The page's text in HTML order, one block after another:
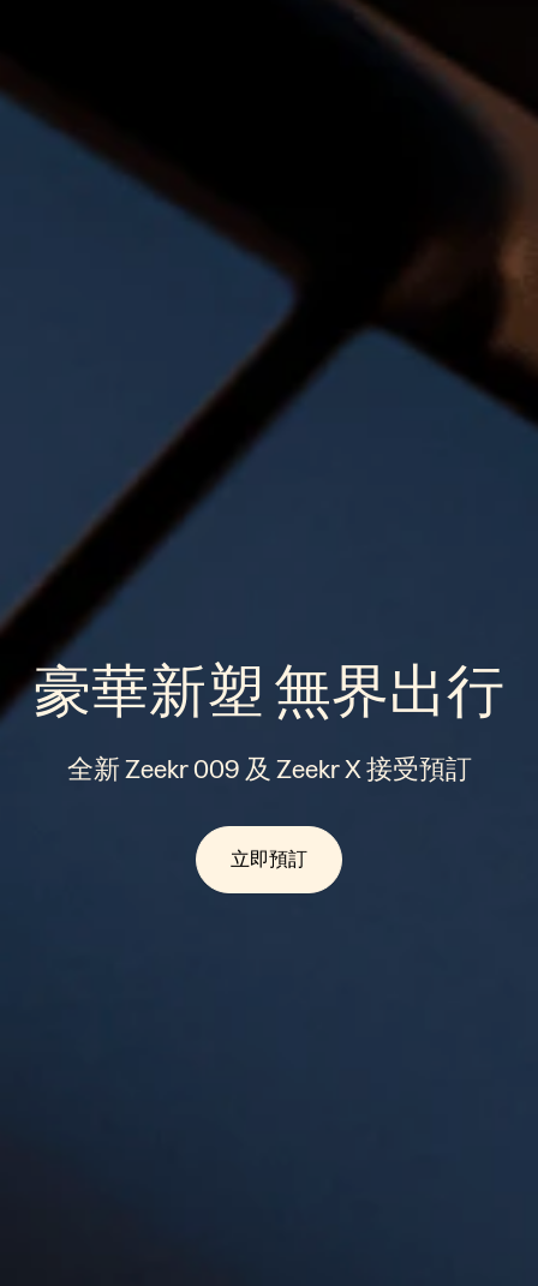
豪華新塑 無界出行
全新 Zeekr 009 及 Zeekr X 接受預訂
立即預訂